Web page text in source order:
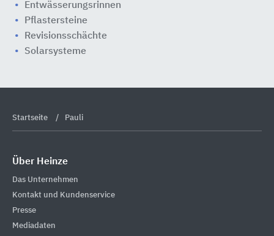
Entwässerungsrinnen
Pflastersteine
Revisionsschächte
Solarsysteme
Startseite Pauli
Über Heinze
Das Unternehmen
Kontakt und Kundenservice
Presse
Mediadaten